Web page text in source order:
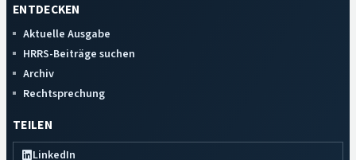
ENTDECKEN
Aktuelle Ausgabe
HRRS-Beiträge suchen
Archiv
Rechtsprechung
TEILEN
LinkedIn